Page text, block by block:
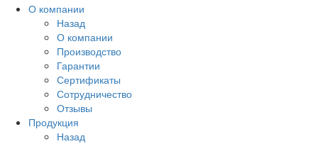
О компании
Назад
О компании
Производство
Гарантии
Сертификаты
Сотрудничество
Отзывы
Продукция
Назад